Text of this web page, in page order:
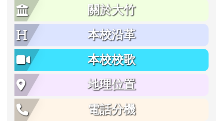
關於大竹
本校沿革
本校校歌
地理位置
電話分機